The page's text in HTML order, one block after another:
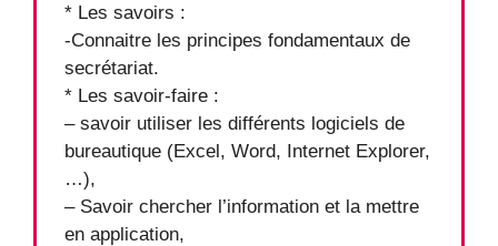
* Les savoirs :
-Connaitre les principes fondamentaux de
secrétariat.
* Les savoir-faire :
– savoir utiliser les différents logiciels de
bureautique (Excel, Word, Internet Explorer,
…),
– Savoir chercher l’information et la mettre
en application,